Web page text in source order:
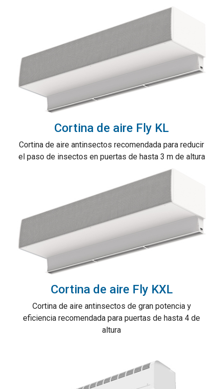
Cortina de aire Fly KL
Cortina de aire antinsectos recomendada para reducir
el paso de insectos en puertas de hasta 3 m de altura
Cortina de aire Fly KXL
Cortina de aire antinsectos de gran potencia y
eficiencia recomendada para puertas de hasta 4 de
altura